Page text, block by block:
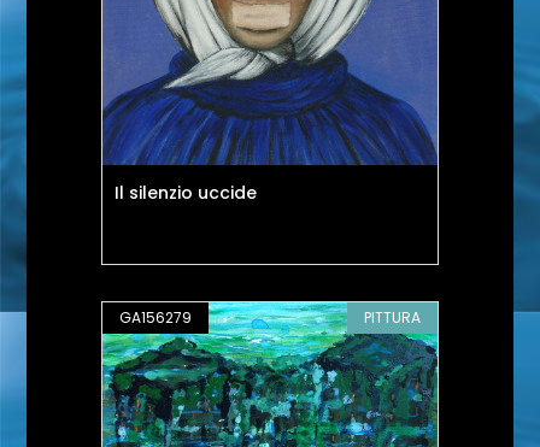
Il silenzio uccide
GA156279 PITTURA